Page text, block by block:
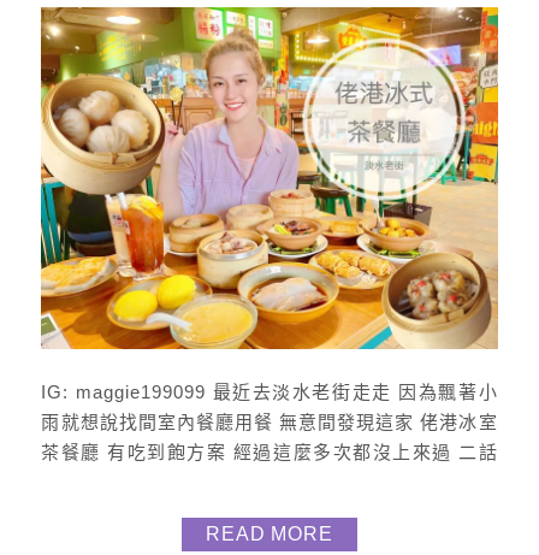
IG: maggie199099 最近去淡水老街走走 因為飄著小
雨就想說找間室內餐廳用餐 無意間發現這家 佬港冰室
茶餐廳 有吃到飽方案 經過這麼多次都沒上來過 二話
二樓為用餐區 環境 走進二樓像極來到了香港，復古裝
READ MORE